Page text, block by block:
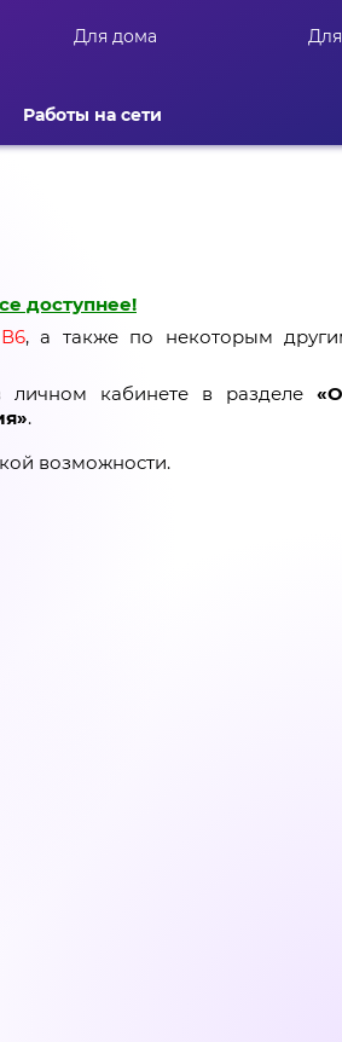
Для дома
Работы на сети
доступнее!
, а также по некоторым
личном кабинете в разделе
.
возможности.